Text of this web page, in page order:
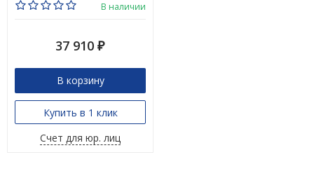
В наличии
37 910 ₽
В корзину
Купить в 1 клик
Счет для юр. лиц